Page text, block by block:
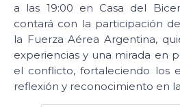
a las 19:00 en Casa del
contará con la participación
la Fuerza Aérea Argentina,
experiencias y una mirada en
el conflicto, fortaleciendo los
reflexión y reconocimiento en